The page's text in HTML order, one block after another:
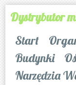
Dystrybutor
Start
Budynki
Narzędzia